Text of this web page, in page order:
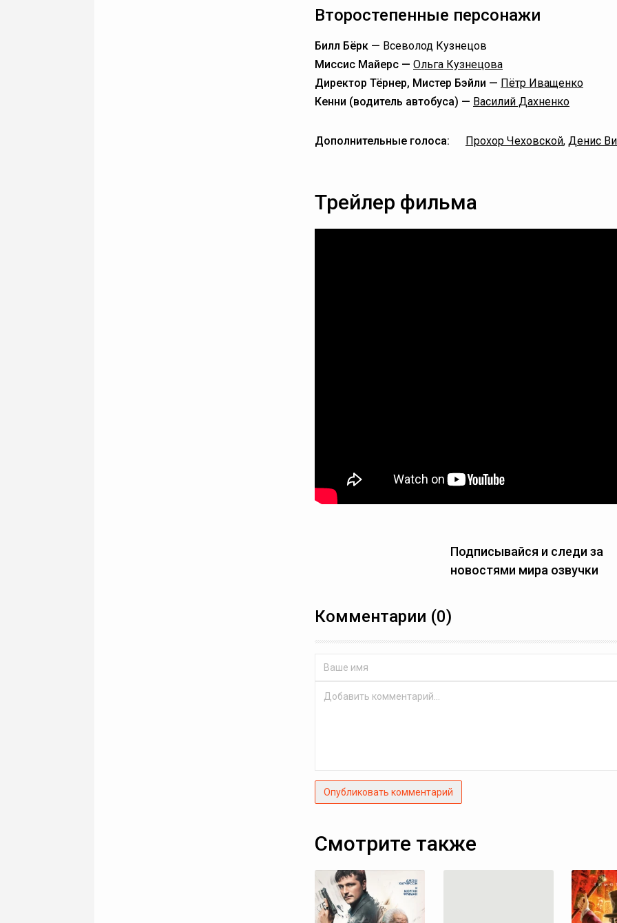
Второстепенные персонажи
Билл Бёрк — Всеволод Кузнецов
Миссис Майерс — Ольга Кузнецова
Директор Тёрнер, Мистер Бэйли — Пётр Иващенко
Кенни (водитель автобуса) — Василий Дахненко
Дополнительные голоса: Прохор Чеховской, Денис
Трейлер фильма
Подписывайся и следи за
новостями мира озвучки
Комментарии (0)
Опубликовать комментарий
Смотрите также